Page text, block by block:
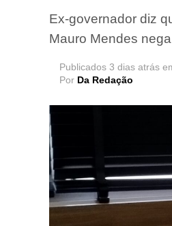
Ex-governador diz
Mauro Mendes
Publicados 3 dias atrás
Por Da Redação